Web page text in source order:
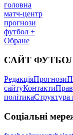
головна
матч-центр
прогнози
футбол +
Обране
САЙТ
РедакціяПрогнози
сайтуКонтакти
політикаСтруктура
Соціальні